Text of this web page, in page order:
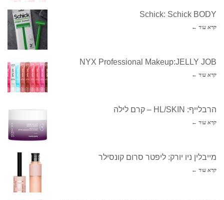
Schick: Schick BODY
קרא עוד ←
NYX Professional Makeup:JELLY JOB
קרא עוד ←
הרבלייף: HL/SKIN – קרם לילה
קרא עוד ←
מייבלין ניו יורק: ליפטר סרום קונסילר
קרא עוד ←